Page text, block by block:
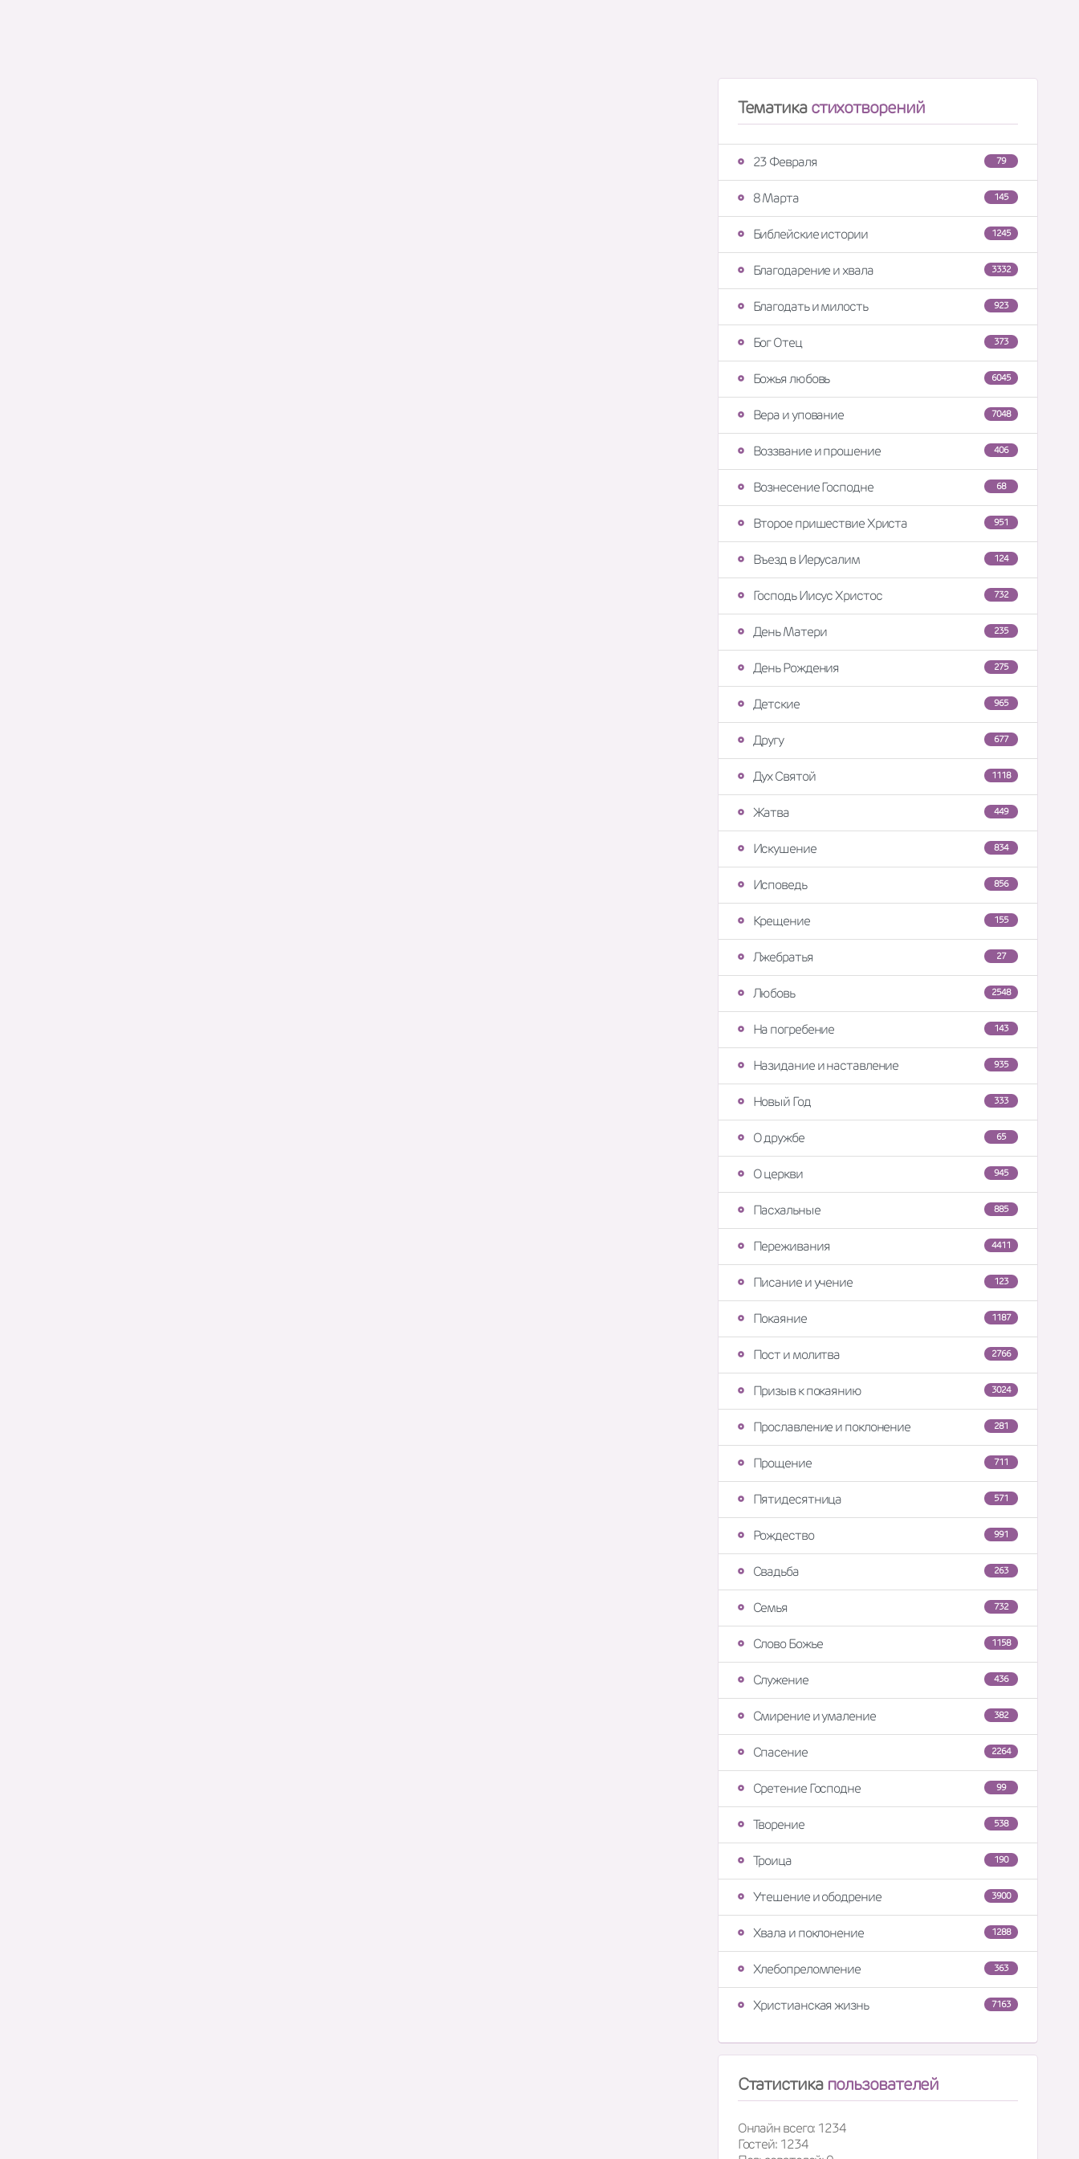
Тематикастихотворений
79
23 Февраля
145
8 Марта
1245
Библейские истории
3332
Благодарение и хвала
923
Благодать и милость
373
Бог Отец
6045
Божья любовь
7048
Вера и упование
406
Воззвание и прошение
68
Вознесение Господне
951
Второе пришествие Христа
124
Въезд в Иерусалим
732
Господь Иисус Христос
235
День Матери
275
День Рождения
965
Детские
677
Другу
1118
Дух Святой
449
Жатва
834
Искушение
856
Исповедь
155
Крещение
27
Лжебратья
2548
Любовь
143
На погребение
935
Назидание и наставление
333
Новый Год
65
О дружбе
945
О церкви
885
Пасхальные
4411
Переживания
123
Писание и учение
1187
Покаяние
2766
Пост и молитва
3024
Призыв к покаянию
281
Прославление и поклонение
711
Прощение
571
Пятидесятница
991
Рождество
263
Свадьба
732
Семья
1158
Слово Божье
436
Служение
382
Смирение и умаление
2264
Спасение
99
Сретение Господне
538
Творение
190
Троица
3900
Утешение и ободрение
1288
Хвала и поклонение
363
Хлебопреломление
7163
Христианская жизнь
Статистика пользователей
Онлайн всего: 1234
Гостей: 1234